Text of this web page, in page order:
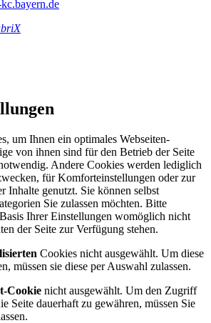
um Ihnen ein optimales Webseiten-
von ihnen sind für den Betrieb der Seite
Andere Cookies werden lediglich
für Komforteinstellungen oder zur
Inhalte genutzt. Sie können selbst
Sie zulassen möchten. Bitte
Ihrer Einstellungen womöglich nicht
der Seite zur Verfügung stehen.
Cookies nicht ausgewählt. Um diese
müssen sie diese per Auswahl zulassen.
Cookie nicht ausgewählt. Um den Zugriff
Seite dauerhaft zu gewähren, müssen Sie